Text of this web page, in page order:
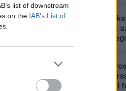
list of downstream
on the IAB’s List ofKimondták a
veszélyt rejtenek
de mutatjuk a
Kiszabadulhat
az elfeledett
befektetési sztori